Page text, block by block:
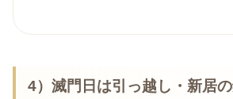
4）滅門日は引っ越し・新居